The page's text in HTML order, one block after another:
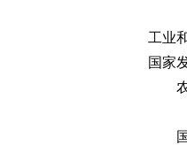
工业
国家